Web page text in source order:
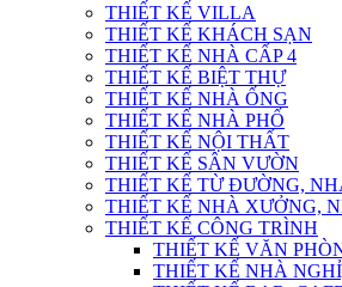
THIẾT KẾ VILLA
THIẾT KẾ KHÁCH SẠN
THIẾT KẾ NHÀ CẤP 4
THIẾT KẾ BIỆT THỰ
THIẾT KẾ NHÀ ỐNG
THIẾT KẾ NHÀ PHỐ
THIẾT KẾ NỘI THẤT
THIẾT KẾ SÂN VƯỜN
THIẾT KẾ TỪ ĐƯỜNG,
THIẾT KẾ NHÀ XƯỞNG,
THIẾT KẾ CÔNG TRÌNH
THIẾT KẾ VĂN
THIẾT KẾ NHÀ